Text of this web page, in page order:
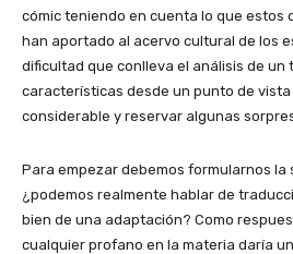
cómic teniendo en cuenta lo que estos
han aportado al acervo cultural de los
dificultad que conlleva el análisis de un
características desde un punto de
considerable y reservar algunas
Para empezar debemos formularnos la
¿podemos realmente hablar de
bien de una adaptación? Como
cualquier profano en la materia daría